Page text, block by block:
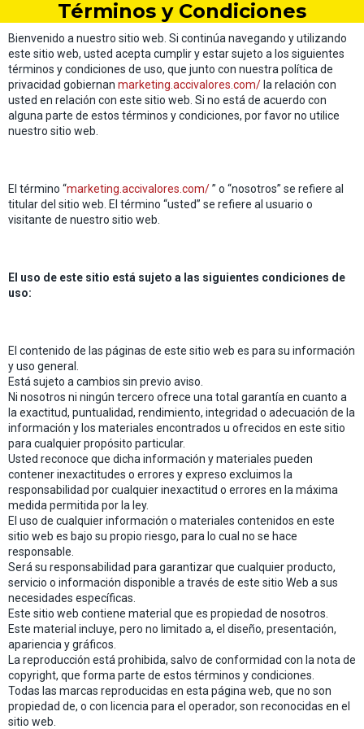
al
contenido
Términos y Condiciones
Bienvenido a nuestro sitio web. Si continúa navegando y utilizando
este sitio web, usted acepta cumplir y estar sujeto a los siguientes
términos y condiciones de uso, que junto con nuestra política de
privacidad gobiernan marketing.accivalores.com/ la relación con
usted en relación con este sitio web. Si no está de acuerdo con
alguna parte de estos términos y condiciones, por favor no utilice
nuestro sitio web.
El término “marketing.accivalores.com/” o “nosotros” se refiere al
titular del sitio web. El término “usted” se refiere al usuario o
visitante de nuestro sitio web.
El uso de este sitio está sujeto a las siguientes condiciones de
uso:
El contenido de las páginas de este sitio web es para su información
y uso general.
Está sujeto a cambios sin previo aviso.
Ni nosotros ni ningún tercero ofrece una total garantía en cuanto a
la exactitud, puntualidad, rendimiento, integridad o adecuación de la
información y los materiales encontrados u ofrecidos en este sitio
para cualquier propósito particular.
Usted reconoce que dicha información y materiales pueden
contener inexactitudes o errores y expreso excluimos la
responsabilidad por cualquier inexactitud o errores en la máxima
medida permitida por la ley.
El uso de cualquier información o materiales contenidos en este
sitio web es bajo su propio riesgo, para lo cual no se hace
responsable.
Será su responsabilidad para garantizar que cualquier producto,
servicio o información disponible a través de este sitio Web a sus
necesidades específicas.
Este sitio web contiene material que es propiedad de nosotros.
Este material incluye, pero no limitado a, el diseño, presentación,
apariencia y gráficos.
La reproducción está prohibida, salvo de conformidad con la nota de
copyright, que forma parte de estos términos y condiciones.
Todas las marcas reproducidas en esta página web, que no son
propiedad de, o con licencia para el operador, son reconocidas en el
sitio web.